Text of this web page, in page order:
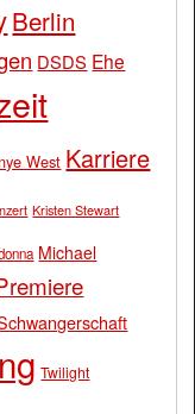
Berlin
DSDS Ehe
West Karriere
Kristen Stewart
Michael
Twilight